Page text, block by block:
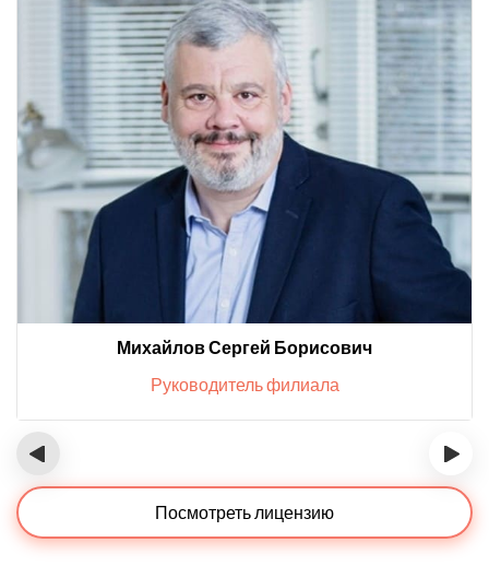
Михайлов Сергей Борисович
Руководитель филиала
‹ ›
Посмотреть лицензию